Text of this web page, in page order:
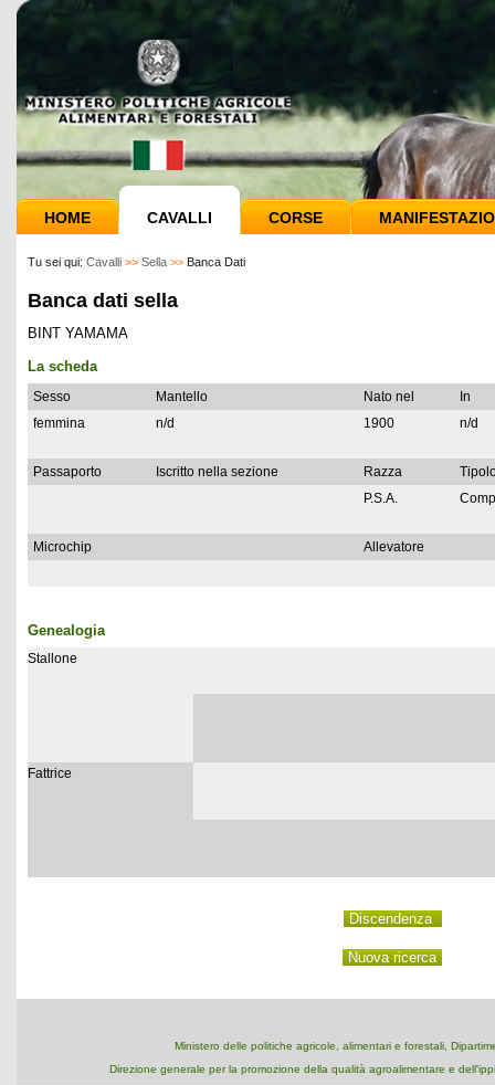
HOME CAVALLI CORSE
Tu sei qui: Cavalli >> Sella >> Banca Dati
Banca dati sella
BINT YAMAMA
La scheda
Sesso Mantello Nato nel
In
femmina
n/d 1900 n/d
Passaporto Iscritto nella sezione Razza
P.S.A.
Microchip Allevatore
Genealogia
Stallone
Fattrice
Ministero delle politiche agricole, alimentari e forestali,
Direzione generale per la promozione della qualità agroalimentare e